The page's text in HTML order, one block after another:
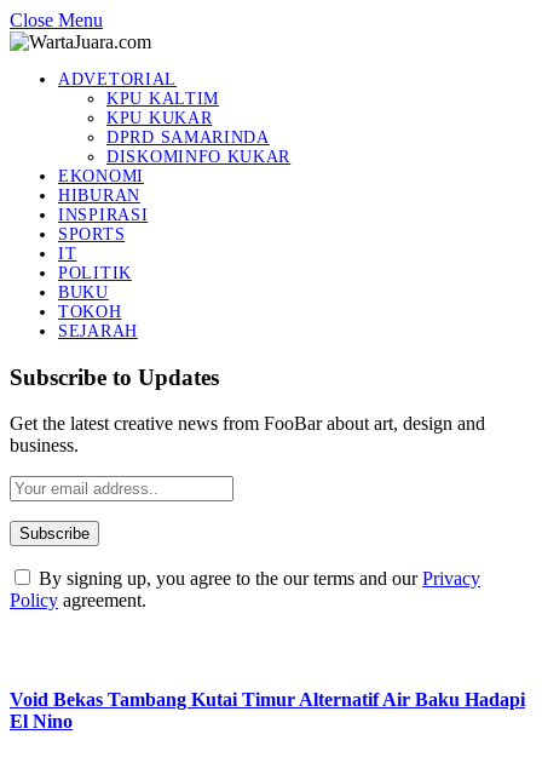
Close Menu
ADVETORIAL
KPU KALTIM
KPU KUKAR
DPRD SAMARINDA
DISKOMINFO KUKAR
EKONOMI
HIBURAN
INSPIRASI
SPORTS
IT
POLITIK
BUKU
TOKOH
SEJARAH
Subscribe to Updates
Get the latest creative news from FooBar about art, design and
business.
By signing up, you agree to the our terms and ourPrivacy
Policy agreement.
Void Bekas Tambang Kutai Timur Alternatif Air Baku Hadapi
El Nino